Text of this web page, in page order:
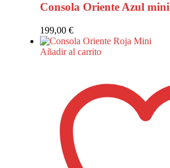
Consola Oriente Azul mini
199,00€
Añadir al carrito